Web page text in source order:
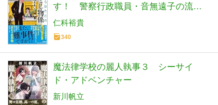
す！ 警察行政職員・音無遠子の流儀
(潮文庫)
仁科裕貴
340
魔法律学校の麗人執事３ シーサイ
ド・アドベンチャー
新川帆立